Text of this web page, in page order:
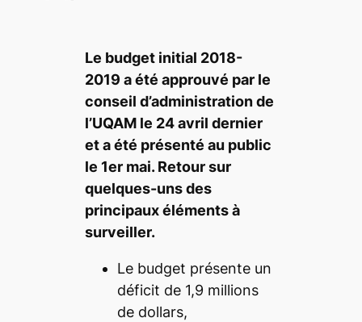
Le budget initial 2018-
2019 a été approuvé par le
conseil d’administration de
l’UQAM le 24 avril dernier
et a été présenté au public
le 1er mai. Retour sur
quelques-uns des
principaux éléments à
surveiller.
Le budget présente un
déficit de 1,9 millions
de dollars,